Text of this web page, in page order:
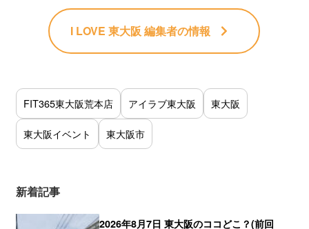
I LOVE 東大阪 編集者の情報
FIT365東大阪荒本店 アイラブ東大阪 東大阪
東大阪イベント 東大阪市
新着記事
2026年8月7日 東大阪のココどこ？(前回